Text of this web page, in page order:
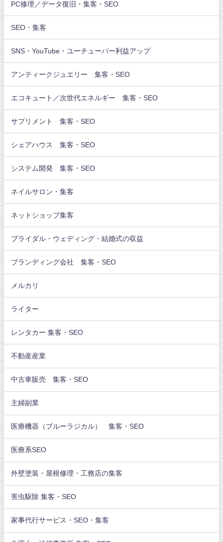
PC修理／データ復旧・集客・SEO
SEO・集客
SNS・YouTube・ユーチューバー利益アップ
アンティークジュエリー 集客・SEO
エコキュート／次世代エネルギー 集客・SEO
サプリメント 集客・SEO
シェアハウス 集客・SEO
システム開発 集客・SEO
ネイルサロン・集客
ネットショップ集客
ブライダル・ウェディング・結婚式の収益
ブランディング会社 集客・SEO
メルカリ
ライター
レンタカー 集客・SEO
不動産産業
中古車販売 集客・SEO
主婦副業
医療機器（ブルーラジカル） 集客・SEO
医療系SEO
外壁塗装・屋根修理・工務店の集客
害虫駆除 集客・SEO
家事代行サービス・SEO・集客